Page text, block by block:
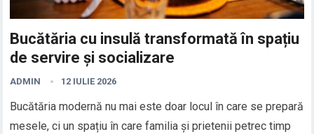
Bucătăria cu insulă transformată în spațiu
de servire și socializare
ADMIN 12 IULIE 2026
Bucătăria modernă nu mai este doar locul în care se prepară
mesele, ci un spațiu în care familia și prietenii petrec timp